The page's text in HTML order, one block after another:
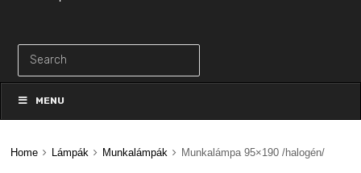
to
contentMENU
Home Lámpák Munkalámpák Munkalámpa 95×190 /halogén/